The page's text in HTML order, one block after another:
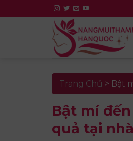
to
Trang Chủ > Bật
Bật mí
quả tại nhà